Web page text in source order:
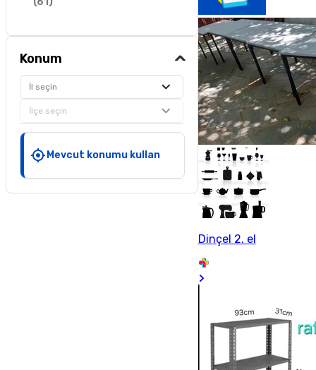
Konum
İl seçin
İlçe seçin
Mevcut konumu kullan
Dinçel 2. el